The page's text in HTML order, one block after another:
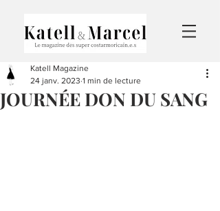
JOURNÉE DON DU SANG
Katell Magazine
24 janv. 2023 1 min de lecture